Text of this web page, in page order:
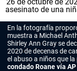
En la fotografía
muestra a Michael
Shirley Ann Gray se
2020 de decenas de
el abuso a niños que
condado Roane vía AP